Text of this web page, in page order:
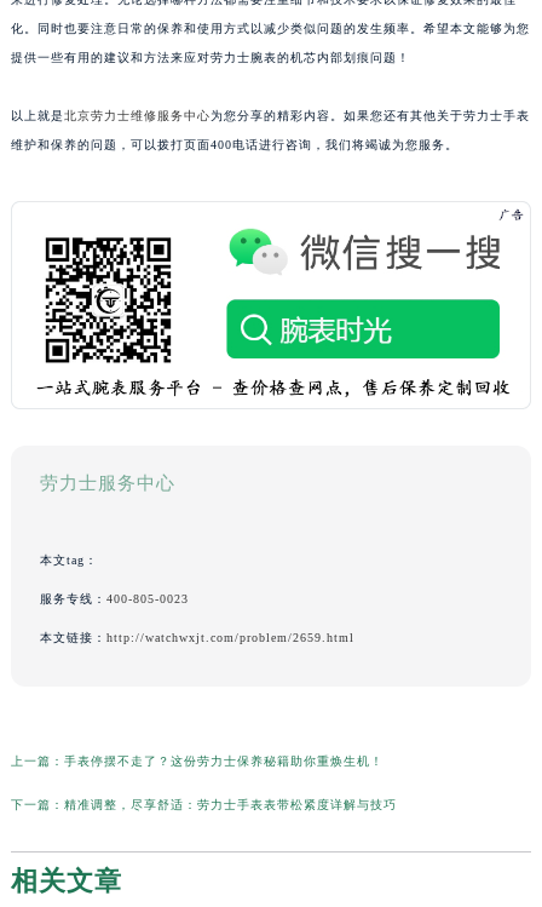
化。同时也要注意日常的保养和使用方式以减少类似问题的发生频率。希望本文能够为您
提供一些有用的建议和方法来应对劳力士腕表的机芯内部划痕问题！
以上就是北京劳力士维修服务中心为您分享的精彩内容。如果您还有其他关于劳力士手表
维护和保养的问题，可以拨打页面400电话进行咨询，我们将竭诚为您服务。
劳力士服务中心
本文tag：
服务专线： 400-805-0023
本文链接： http://watchwxjt.com/problem/2659.html
上一篇： 手表停摆不走了？这份劳力士保养秘籍助你重焕生机！
下一篇： 精准调整，尽享舒适：劳力士手表表带松紧度详解与技巧
相关文章